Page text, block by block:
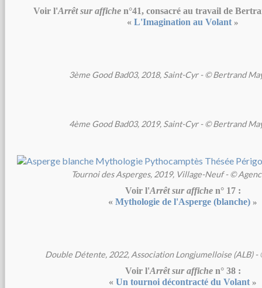
Voir l'Arrêt sur affiche n°41, consacré au travail de
«L'Imagination au Volant »
3ème Good Bad03, 2018, Saint-Cyr - © Bertrand
4ème Good Bad03, 2019, Saint-Cyr - © Bertrand
Tournoi des Asperges, 2019, Village-Neuf - ©
Voir l'Arrêt sur affiche n° 17 :
«Mythologie de l'Asperge (blanche) »
Double Détente, 2022, Association Longjumelloise (ALB) -
Voir l'Arrêt sur affiche n° 38 :
«Un tournoi décontracté du Volant»